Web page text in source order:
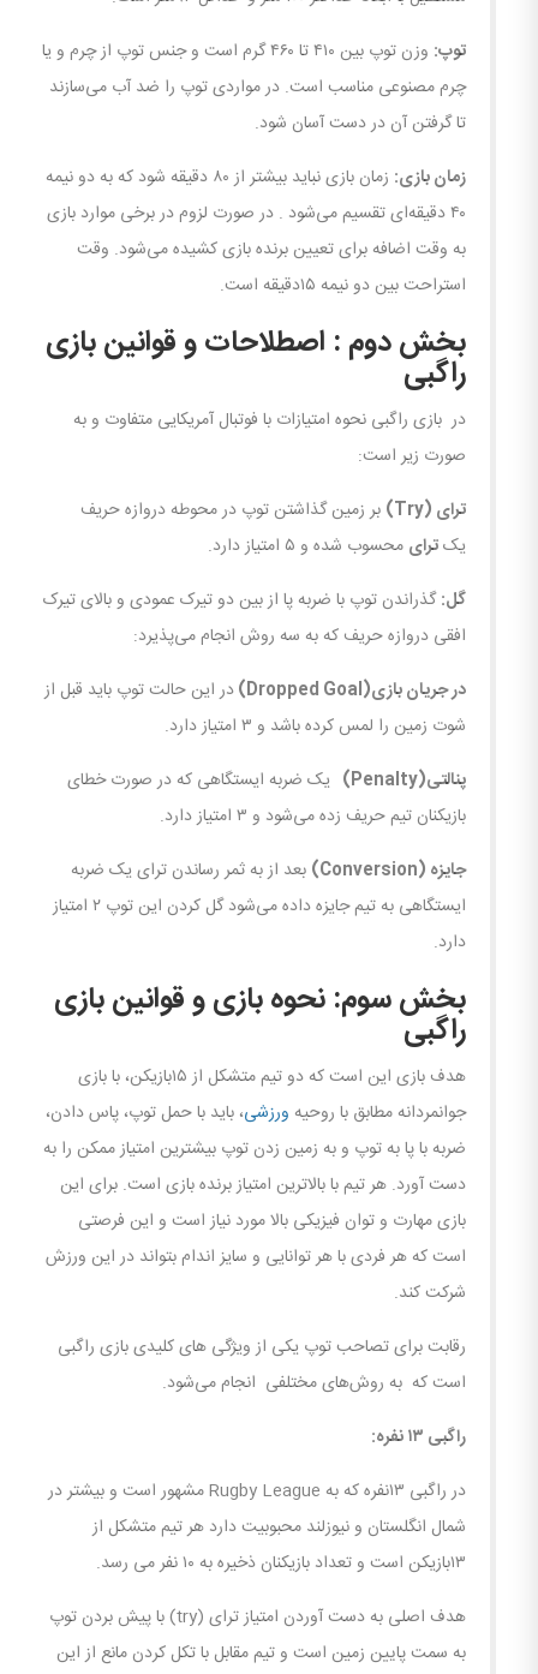
توپ:
وزن توپ بین ۴۱۰ تا ۴۶۰ گرم است و جنس توپ از چرم و یا
چرم مصنوعی مناسب است. در مواردی توپ را ضد آب می‌سازند
تا گرفتن آن در دست آسان شود.
زمان بازی:
زمان بازی نباید بیشتر از ۸۰ دقیقه شود که به دو نیمه
۴۰ دقیقه‌ای تقسیم می‌شود . در صورت لزوم در برخی موارد بازی
به وقت اضافه برای تعیین برنده بازی کشیده می‌شود. وقت
استراحت بین دو نیمه ۱۵دقیقه است.
بخش دوم : اصطلاحات و قوانین بازی
راگبی
در بازی راگبی نحوه امتیازات با فوتبال آمریکایی متفاوت و به
صورت زیر است:
ترای (Try)
بر زمین گذاشتن توپ در محوطه دروازه حریف
یکترای محسوب شده و ۵ امتیاز دارد.
گل:گذراندن توپ با ضربه پا از بین دو تیرک عمودی و بالای تیرک
افقی دروازه حریف که به سه روش انجام می‌پذیرد:
در جریان بازی(Dropped Goal)
در این حالت توپ باید قبل از
شوت زمین را لمس کرده باشد و ۳ امتیاز دارد.
پنالتی(Penalty)
یک ضربه ایستگاهی که در صورت خطای
بازیکنان تیم حریف زده می‌شود و ۳ امتیاز دارد.
جایزه (Conversion)
بعد از به ثمر رساندن ترای یک ضربه
ایستگاهی به تیم جایزه داده می‌شود گل کردن این توپ ۲ امتیاز
دارد.
بخش سوم: نحوه بازی و قوانین بازی
راگبی
هدف بازی این است که دو تیم متشکل از ۱۵بازیکن، با بازی
جوانمردانه مطابق با روحیه ورزشی، باید با حمل توپ، پاس دادن،
ضربه با پا به توپ و به زمین زدن توپ بیشترین امتیاز ممکن را به
دست آورد. هر تیم با بالاترین امتیاز برنده بازی است. برای این
بازی مهارت و توان فیزیکی بالا مورد نیاز است و این فرصتی
است که هر فردی با هر توانایی و سایز اندام بتواند در این ورزش
شرکت کند.
رقابت برای تصاحب توپ یکی از ویژگی های کلیدی بازی راگبی
است که به روش‌های مختلفی انجام می‌شود.
راگبی ۱۳نفره:
در راگبی ۱۳نفره که به Rugby League مشهور است و بیشتر در
شمال انگلستان و نیوزلند محبوبیت دارد هر تیم متشکل از
۱۳بازیکن است و تعداد بازیکنان ذخیره به ۱۰ نفر می رسد.
هدف اصلی به دست آوردن امتیاز ترای (try) با پیش بردن توپ
به سمت پایین زمین است و تیم مقابل با تکل کردن مانع از این